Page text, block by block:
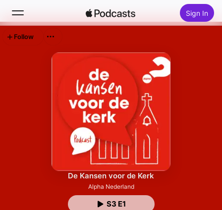
Sign In
De Kansen voor de Kerk
Alpha Nederland
S3 E1
Follow